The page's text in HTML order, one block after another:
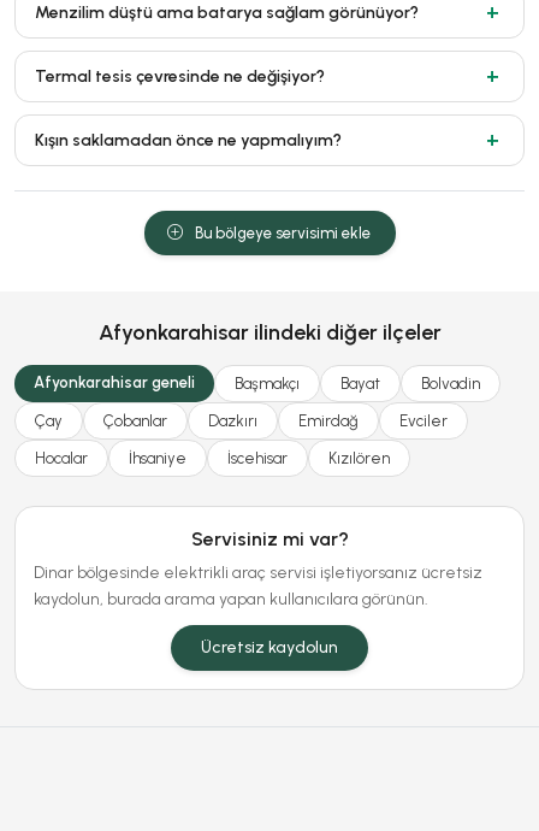
Menzilim düştü ama batarya sağlam görünüyor?
Termal tesis çevresinde ne değişiyor?
Kışın saklamadan önce ne yapmalıyım?
Bu bölgeye servisimi ekle
Afyonkarahisar ilindeki diğer ilçeler
Afyonkarahisar geneli Başmakçı Bayat Bolvadin
Çay Çobanlar Dazkırı Emirdağ Evciler
Hocalar İhsaniye İscehisar Kızılören
Servisiniz mi var?
Dinar bölgesinde elektrikli araç servisi işletiyorsanız ücretsiz
kaydolun, burada arama yapan kullanıcılara görünün.
Ücretsiz kaydolun